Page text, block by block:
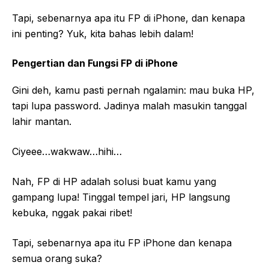
Tapi, sebenarnya apa itu FP di iPhone, dan kenapa
ini penting? Yuk, kita bahas lebih dalam!
Pengertian dan Fungsi FP di iPhone
Gini deh, kamu pasti pernah ngalamin: mau buka HP,
tapi lupa password. Jadinya malah masukin tanggal
lahir mantan.
Ciyeee…wakwaw…hihi…
Nah, FP di HP adalah solusi buat kamu yang
gampang lupa! Tinggal tempel jari, HP langsung
kebuka, nggak pakai ribet!
Tapi, sebenarnya apa itu FP iPhone dan kenapa
semua orang suka?